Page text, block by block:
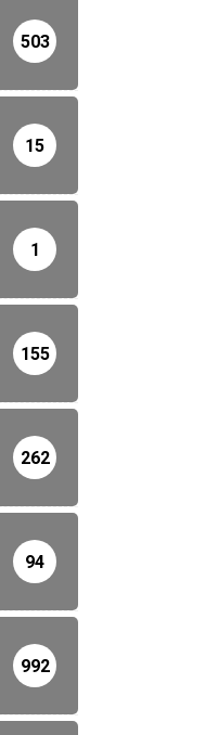
503
15
1
155
262
94
992